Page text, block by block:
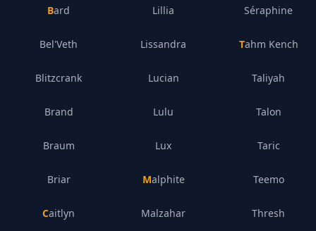
Bard
Bel'Veth
Blitzcrank
Brand
Braum
Briar
Caitlyn
Lillia
Lissandra
Lucian
Lulu
Lux
Malphite
Malzahar
Séraphine
Tahm Kench
Taliyah
Talon
Taric
Teemo
Thresh